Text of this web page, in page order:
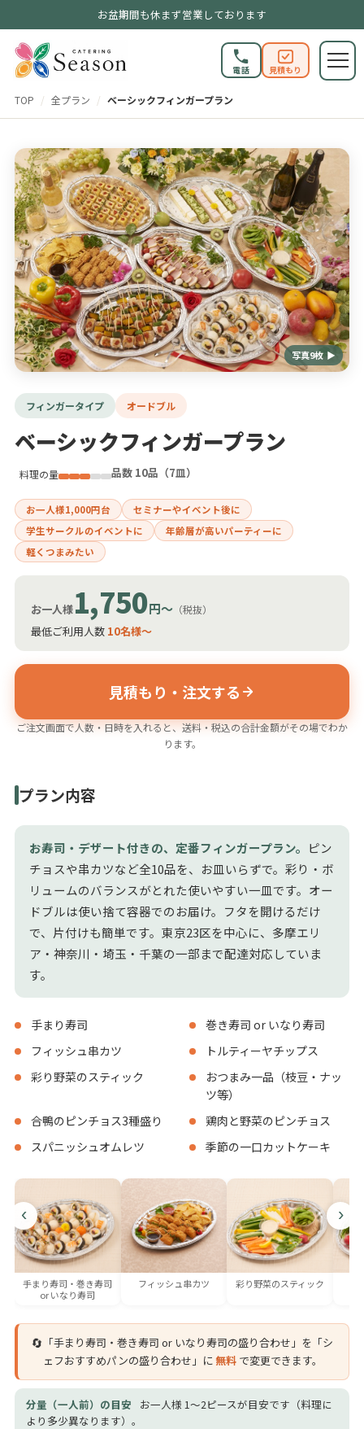
お盆期間も休まず営業しております
電話 見積もり
TOP / 全プラン / ベーシックフィンガープラン
写真9枚 ▶
フィンガータイプ オードブル
ベーシックフィンガープラン
料理の量 品数 10品（7皿）
お一人様1,000円台
セミナーやイベント後に
学生サークルのイベントに
年齢層が高いパーティーに
軽くつまみたい
お一人様1,750円〜 （税抜）
最低ご利用人数 10名様〜
見積もり・注文する
ご注文画面で人数・日時を入れると、送料・税込の合計金額がその場でわか
ります。
プラン内容
お寿司・デザート付きの、定番フィンガープラン。 ピン
チョスや串カツなど全10品を、お皿いらずで。彩り・ボ
リュームのバランスがとれた使いやすい一皿です。オー
ドブルは使い捨て容器でのお届け。フタを開けるだけ
で、片付けも簡単です。東京23区を中心に、多摩エリ
ア・神奈川・埼玉・千葉の一部まで配達対応していま
す。
手まり寿司
巻き寿司 or いなり寿司
フィッシュ串カツ
トルティーヤチップス
彩り野菜のスティック
おつまみ一品（枝豆・ナッ
ツ等）
合鴨のピンチョス3種盛り
鶏肉と野菜のピンチョス
スパニッシュオムレツ
季節の一口カットケーキ
‹
手まり寿司・巻き寿司
or いなり寿司
フィッシュ串カツ 彩り野菜のスティック
›
🔄 「手まり寿司・巻き寿司 or いなり寿司の盛り合わせ」を「シ
ェフおすすめパンの盛り合わせ」に無料 で変更できます。
分量（一人前）の目安
お一人様 1〜2ピースが目安です（料理に
より多少異なります）。